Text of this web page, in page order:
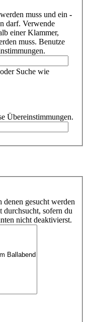
muss und ein -
darf. Verwende
einer Klammer,
muss. Benutze
Suche wie
Übereinstimmungen.
denen gesucht werden
durchsucht, sofern du
nicht deaktivierst.